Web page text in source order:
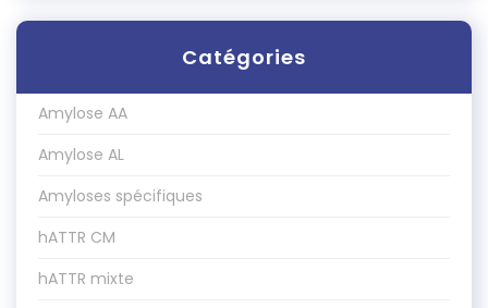
Catégories
Amylose AA
Amylose AL
Amyloses spécifiques
hATTR CM
hATTR mixte